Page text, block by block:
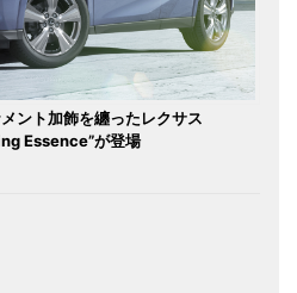
ント加飾を纏ったレクサス
Essence”が登場